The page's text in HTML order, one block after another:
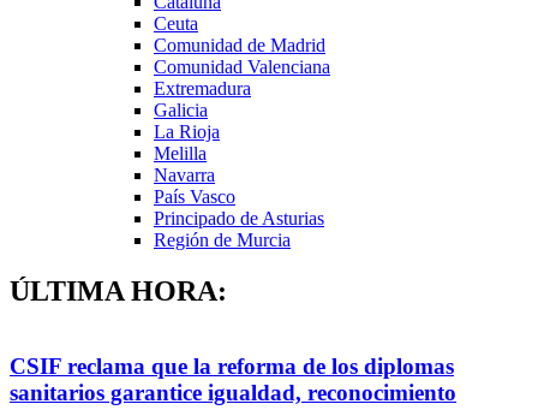
Ceuta
Comunidad de Madrid
Comunidad Valenciana
Extremadura
Galicia
La Rioja
Melilla
Navarra
País Vasco
Principado de Asturias
Región de Murcia
ÚLTIMA HORA:
CSIF reclama que la reforma de los diplomas
sanitarios garantice igualdad, reconocimiento